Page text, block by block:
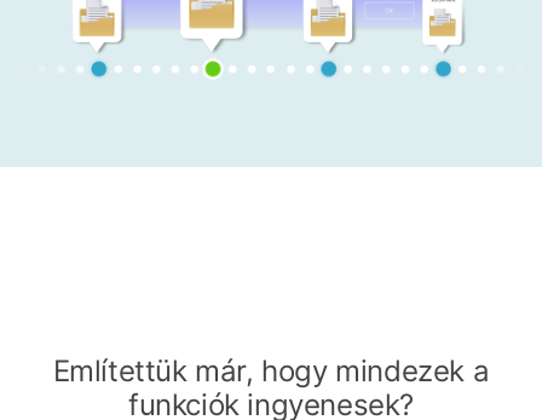
Említettük már, hogy mindezek a
funkciók ingyenesek?